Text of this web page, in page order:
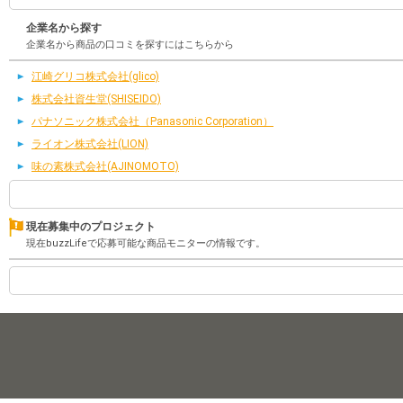
企業名から探す
企業名から商品の口コミを探すにはこちらから
江崎グリコ株式会社(glico)
株式会社資生堂(SHISEIDO)
パナソニック株式会社（Panasonic Corporation）
ライオン株式会社(LION)
味の素株式会社(AJINOMOTO)
現在募集中のプロジェクト
現在buzzLifeで応募可能な商品モニターの情報です。